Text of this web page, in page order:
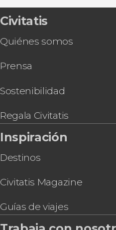
Autobús turístico
Excursión a Malmö
Tour en bicicleta por
Tour en bicicleta por el
Tour de la pastelería
Pub Crawl ¡Tour de
Civitatis
Quiénes somos
Prensa
Sostenibilidad
Regala Civitatis
Inspiración
Destinos
Civitatis Magazine
Guías de viajes